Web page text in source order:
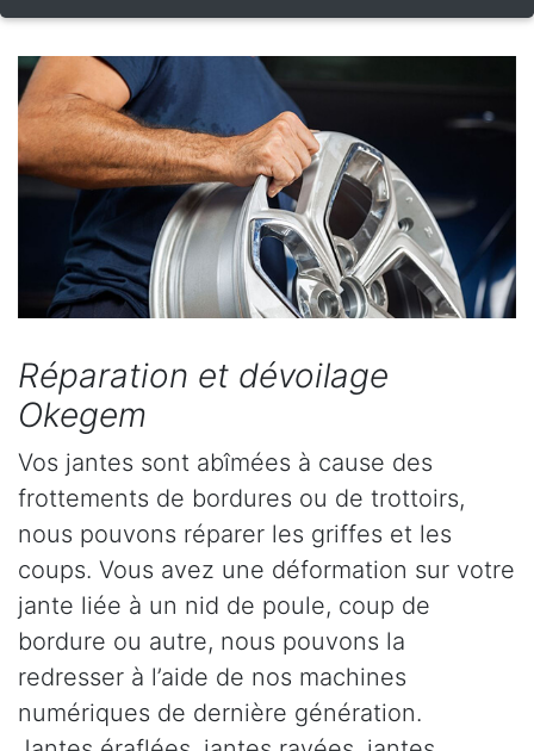
Réparation et dévoilage
Okegem
Vos jantes sont abîmées à cause des
frottements de bordures ou de trottoirs,
nous pouvons réparer les griffes et les
coups. Vous avez une déformation sur votre
jante liée à un nid de poule, coup de
bordure ou autre, nous pouvons la
redresser à l’aide de nos machines
numériques de dernière génération.